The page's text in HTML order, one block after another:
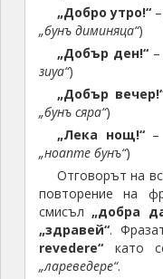
„Добро утро!“ –
„бунъ диминяца“)
„Добър ден!“ –
зиуа“)
„Добър
„бунъ сяра“)
„Лека нощ!“–
„ноапте бунъ“)
Отговорът на
повторение на
смисъл „добра
„здравей“.
revedere“като
„лареведере“.